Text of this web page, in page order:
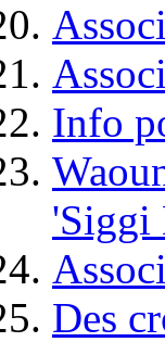
Info
'Siggi
Des